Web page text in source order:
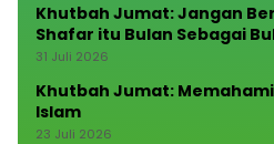
Khutbah Jumat: Jangan
Shafar itu Bulan Sebagai
31 Juli 2026
Khutbah Jumat:
Islam
23 Juli 2026